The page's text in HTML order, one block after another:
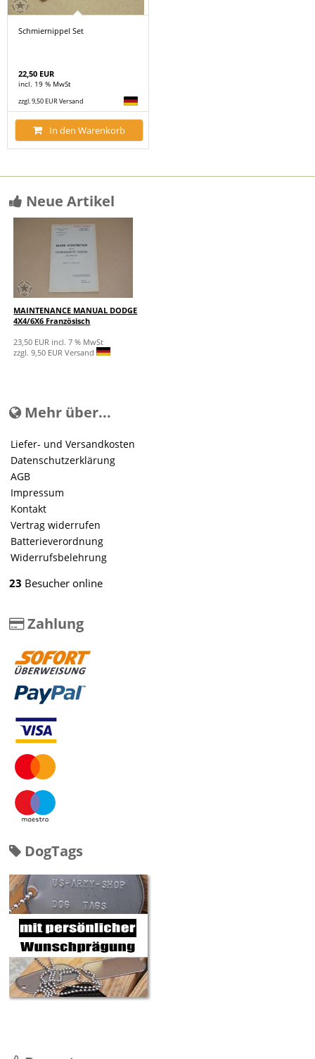
Schmiernippel Set
22,50 EUR
incl. 19 % MwSt
zzgl. 9,50 EUR Versand
In den Warenkorb
Neue Artikel
MAINTENANCE MANUAL DODGE
4X4/6X6 Französisch
23,50 EUR incl. 7 % MwSt
zzgl. 9,50 EUR Versand
Mehr über...
Liefer- und Versandkosten
Datenschutzerklärung
AGB
Impressum
Kontakt
Vertrag widerrufen
Batterieverordnung
Widerrufsbelehrung
23 Besucher online
Zahlung
DogTags